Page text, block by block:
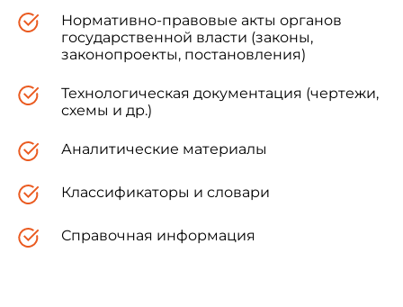
Нормативно-правовые акты органов
государственной власти (законы,
законопроекты, постановления)
Технологическая документация (чертежи,
схемы и др.)
Аналитические материалы
Классификаторы и словари
Справочная информация